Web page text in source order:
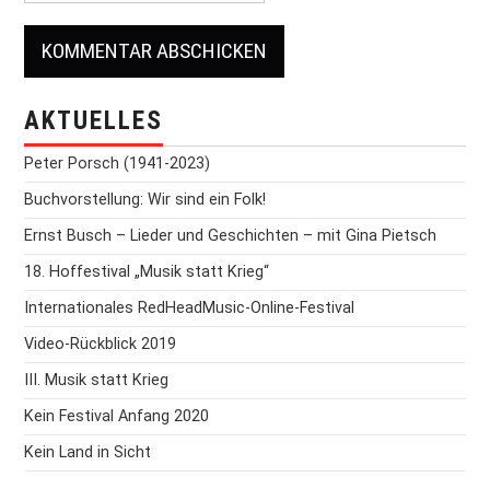
AKTUELLES
Peter Porsch (1941-2023)
Buchvorstellung: Wir sind ein Folk!
Ernst Busch – Lieder und Geschichten – mit Gina Pietsch
18. Hoffestival „Musik statt Krieg“
Internationales RedHeadMusic-Online-Festival
Video-Rückblick 2019
III. Musik statt Krieg
Kein Festival Anfang 2020
Kein Land in Sicht